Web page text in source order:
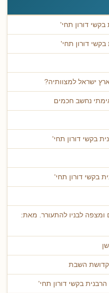
דורון תחי'
דורון תחי'
ישראל למצוותיה?
נחשב חכמים
בקשי דורון תחי'
בקשי דורון תחי'
ומצפה לבניו להתעורר. מאת:
קדושת השבת
בקשי דורון תחי'